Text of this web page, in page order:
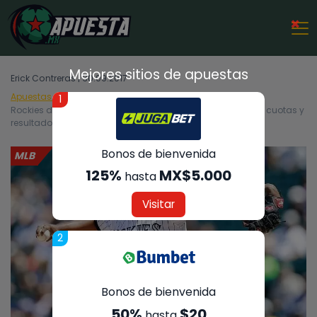
Erick Contreras | 30.09.2017
Apuestas Deportivas
MLB
Rockies de Colorado vs Dodgers de Los Angeles – Análisis, cuotas y
resultados del partido – 30/09/2017
MLB
×
Mejores sitios de apuestas
1
Bonos de bienvenida
125% hasta MX$5.000
Visitar
2
Bonos de bienvenida